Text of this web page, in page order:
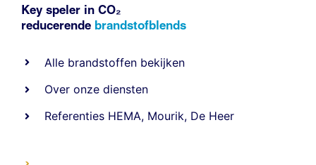
Key speler in CO₂
reducerende brandstofblends
Alle brandstoffen bekijken
Over onze diensten
Referenties HEMA, Mourik, De Heer